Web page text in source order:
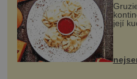
její